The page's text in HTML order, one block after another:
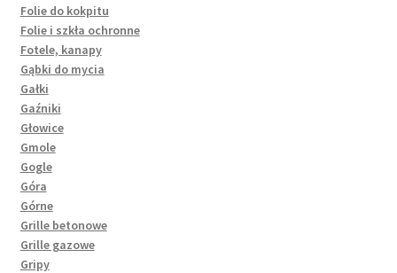
Folie do kokpitu
Folie i szkła ochronne
Fotele, kanapy
Gąbki do mycia
Gałki
Gaźniki
Głowice
Gmole
Gogle
Góra
Górne
Grille betonowe
Grille gazowe
Gripy